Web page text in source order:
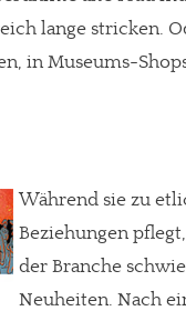
lange stricken.
in Museums-
Während sie zu
Beziehungen
der Branche
Neuheiten. Nach